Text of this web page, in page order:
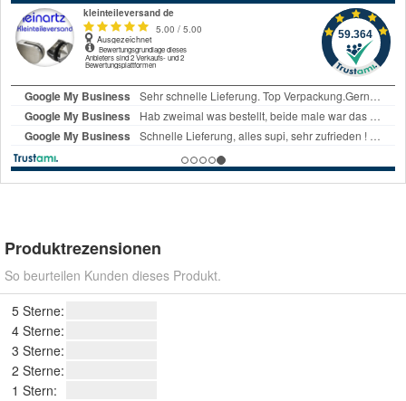
Produktrezensionen
So beurteilen Kunden dieses Produkt.
5 Sterne:
4 Sterne:
3 Sterne:
2 Sterne:
1 Stern: